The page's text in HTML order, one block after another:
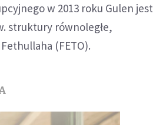
w 2013 roku Gulen jest
struktury równoległe,
(FETO).